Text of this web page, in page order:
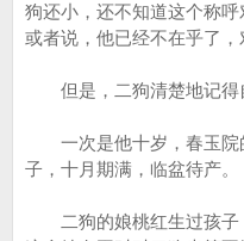
狗还小，还不知道这个称
或者说，他已经不在乎了，
但是，二狗清楚地记得
一次是他十岁，春玉院
子，十月期满，临盆待产。
二狗的娘桃红生过孩子